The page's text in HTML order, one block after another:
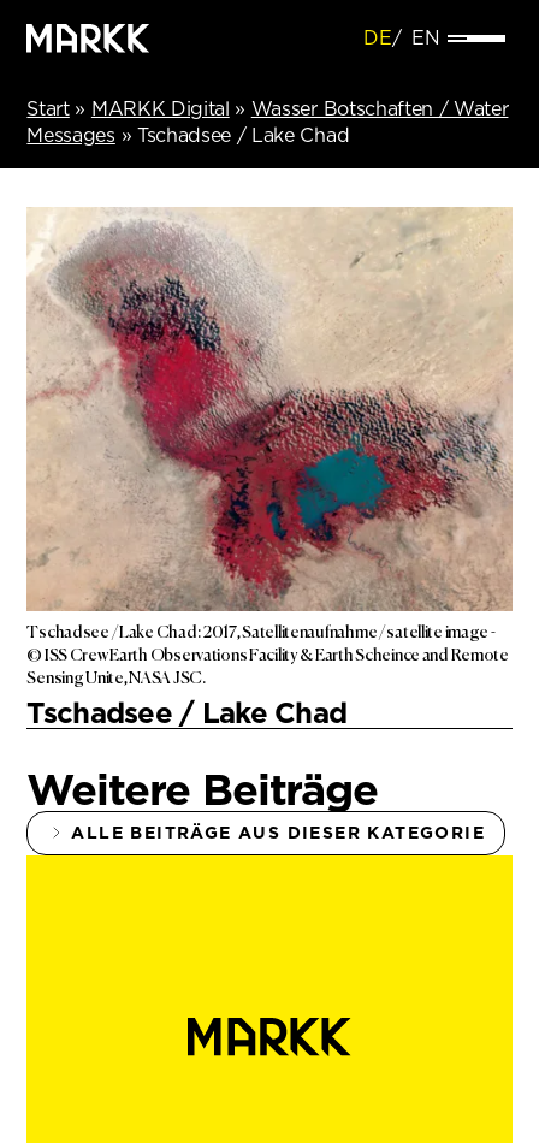
DE EN
Start» MARKK Digital » Wasser Botschaften / Water
Messages » Tschadsee / Lake Chad
Tschadsee / Lake Chad
Tschadsee / Lake Chad: 2017, Satellitenaufnahme / satellite image -
© ISS Crew Earth Observations Facility & Earth Scheince and Remote
Sensing Unite, NASA JSC.
Weitere Beiträge
ALLE BEITRÄGE AUS DIESER KATEGORIE